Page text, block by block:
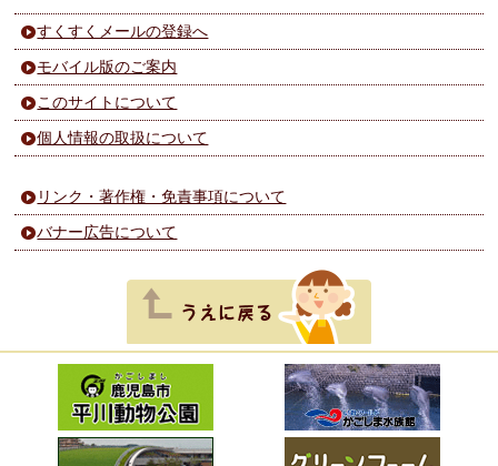
すくすくメールの登録へ
モバイル版のご案内
このサイトについて
個人情報の取扱について
リンク・著作権・免責事項について
バナー広告について